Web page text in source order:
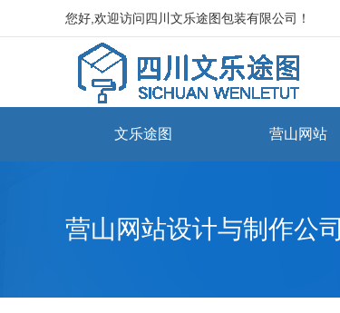
您好,欢迎访问四川文乐途图包装有限公司！
文乐途图 营山网站
营山网站设计与制作公司